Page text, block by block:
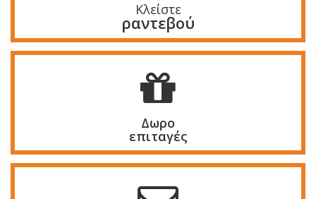
Κλείστε
ραντεβού
Δωρο
επιταγές